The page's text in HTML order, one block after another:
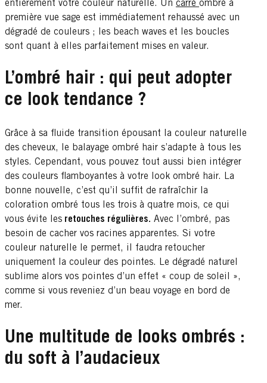
entièrement votre couleur naturelle. Un carré ombré à
première vue sage est immédiatement rehaussé avec un
dégradé de couleurs ; les beach waves et les boucles
sont quant à elles parfaitement mises en valeur.
L’ombré hair : qui peut adopter
ce look tendance ?
Grâce à sa fluide transition épousant la couleur naturelle
des cheveux, le balayage ombré hair s’adapte à tous les
styles. Cependant, vous pouvez tout aussi bien intégrer
des couleurs flamboyantes à votre look ombré hair. La
bonne nouvelle, c’est qu’il suffit de rafraîchir la
coloration ombré tous les trois à quatre mois, ce qui
vous évite les retouches régulières. Avec l’ombré, pas
besoin de cacher vos racines apparentes. Si votre
couleur naturelle le permet, il faudra retoucher
uniquement la couleur des pointes. Le dégradé naturel
sublime alors vos pointes d’un effet « coup de soleil »,
comme si vous reveniez d’un beau voyage en bord de
mer.
Une multitude de looks ombrés :
du soft à l’audacieux